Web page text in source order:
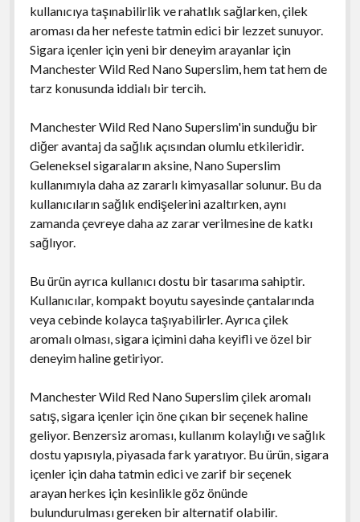
kullanıcıya taşınabilirlik ve rahatlık sağlarken, çilek
aroması da her nefeste tatmin edici bir lezzet sunuyor.
Sigara içenler için yeni bir deneyim arayanlar için
Manchester Wild Red Nano Superslim, hem tat hem de
tarz konusunda iddialı bir tercih.
Manchester Wild Red Nano Superslim'in sunduğu bir
diğer avantaj da sağlık açısından olumlu etkileridir.
Geleneksel sigaraların aksine, Nano Superslim
kullanımıyla daha az zararlı kimyasallar solunur. Bu da
kullanıcıların sağlık endişelerini azaltırken, aynı
zamanda çevreye daha az zarar verilmesine de katkı
sağlıyor.
Bu ürün ayrıca kullanıcı dostu bir tasarıma sahiptir.
Kullanıcılar, kompakt boyutu sayesinde çantalarında
veya cebinde kolayca taşıyabilirler. Ayrıca çilek
aromalı olması, sigara içimini daha keyifli ve özel bir
deneyim haline getiriyor.
Manchester Wild Red Nano Superslim çilek aromalı
satış, sigara içenler için öne çıkan bir seçenek haline
geliyor. Benzersiz aroması, kullanım kolaylığı ve sağlık
dostu yapısıyla, piyasada fark yaratıyor. Bu ürün, sigara
içenler için daha tatmin edici ve zarif bir seçenek
arayan herkes için kesinlikle göz önünde
bulundurulması gereken bir alternatif olabilir.